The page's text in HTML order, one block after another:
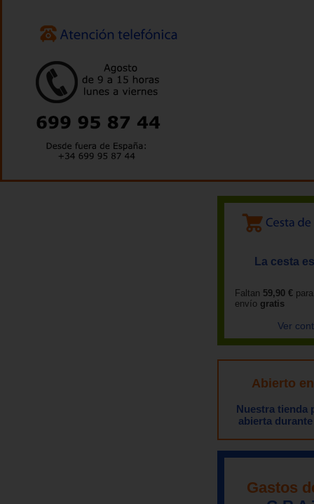
La cesta
Faltan 59,90 €
envío gratis
Ver
Abierto
Nuestra tienda
abierta
Gastos